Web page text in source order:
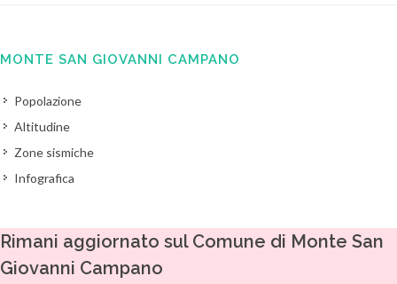
MONTE SAN GIOVANNI CAMPANO
Popolazione
Altitudine
Zone sismiche
Infografica
Rimani aggiornato sul Comune di Monte San
Giovanni Campano